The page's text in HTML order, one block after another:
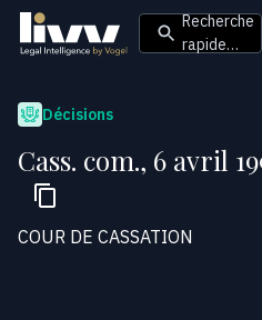
Recherche
rapide…
Décisions
Cass. com., 6 avril
COUR DE CASSATION